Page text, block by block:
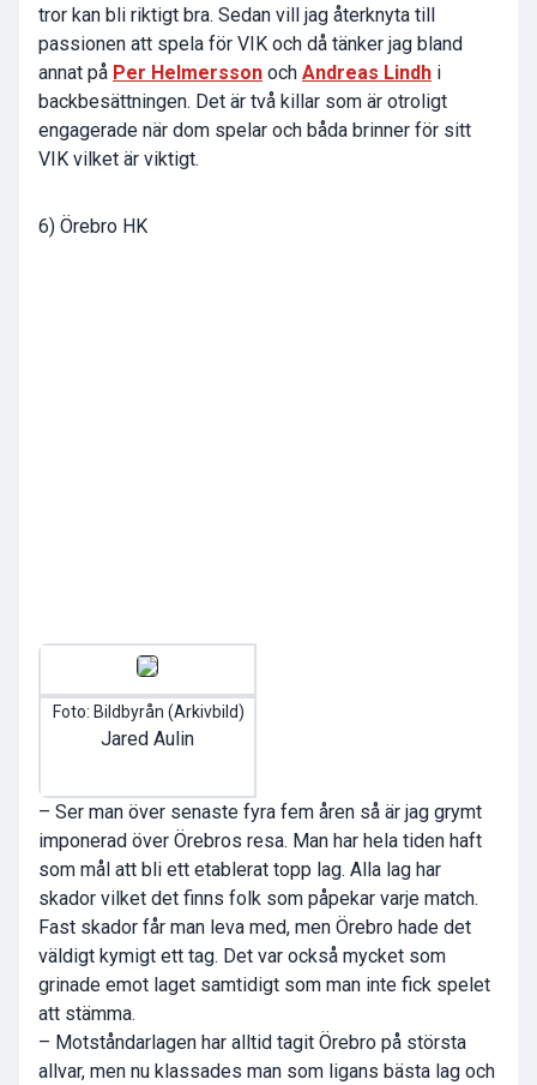
tror kan bli riktigt bra. Sedan vill jag återknyta till
passionen att spela för VIK och då tänker jag bland
annat på Per Helmersson och Andreas Lindh i
backbesättningen. Det är två killar som är otroligt
engagerade när dom spelar och båda brinner för sitt
VIK vilket är viktigt.
6) Örebro HK
Foto: Bildbyrån (Arkivbild)
Jared Aulin
– Ser man över senaste fyra fem åren så är jag grymt
imponerad över Örebros resa. Man har hela tiden haft
som mål att bli ett etablerat topp lag. Alla lag har
skador vilket det finns folk som påpekar varje match.
Fast skador får man leva med, men Örebro hade det
väldigt kymigt ett tag. Det var också mycket som
grinade emot laget samtidigt som man inte fick spelet
att stämma.
– Motståndarlagen har alltid tagit Örebro på största
allvar, men nu klassades man som ligans bästa lag och